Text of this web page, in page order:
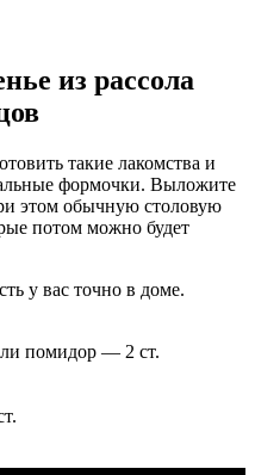
из рассола
такие лакомства и
формочки. Выложите
этом обычную столовую
потом можно будет
у вас точно в доме.
помидор — 2 ст.